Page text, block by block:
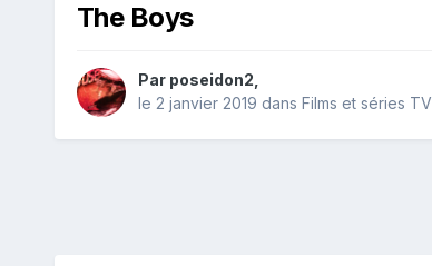
The Boys
Par poseidon2
le 2 janvier 2019 dans Films et séries TV